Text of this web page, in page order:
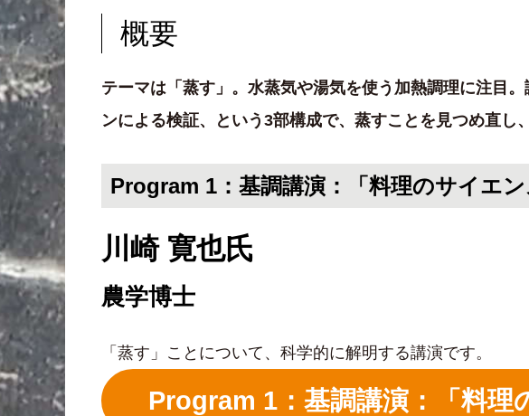
概要
テーマは「蒸す」。水蒸気や湯気を使う加熱調理に注目
ンによる検証、という3部構成で、蒸すことを見つめ直し
Program 1：基調講演：「料理のサイエン
川崎 寛也氏
農学博士
「蒸す」ことについて、科学的に解明する講演です。
Program 1：基調講演：「料理